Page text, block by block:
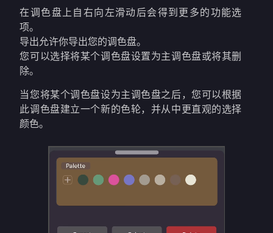
在调色盘上自右向左滑动后会得到更多的功能选
项。
导出允许你导出您的调色盘。
您可以选择将某个调色盘设置为主调色盘或将其删
除。
当您将某个调色盘设为主调色盘之后，您可以根据
此调色盘建立一个新的色轮，并从中更直观的选择
颜色。